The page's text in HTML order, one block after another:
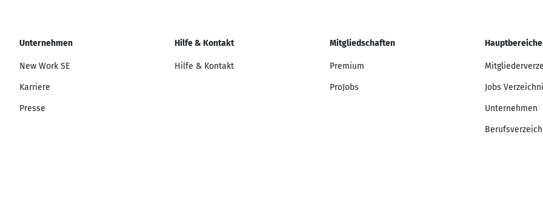
Unternehmen
New Work SE
Karriere
Presse
Hilfe & Kontakt
Hilfe & Kontakt
Mitgliedschaften
Premium
ProJobs
Hauptbereiche
Jobs
Unternehmen